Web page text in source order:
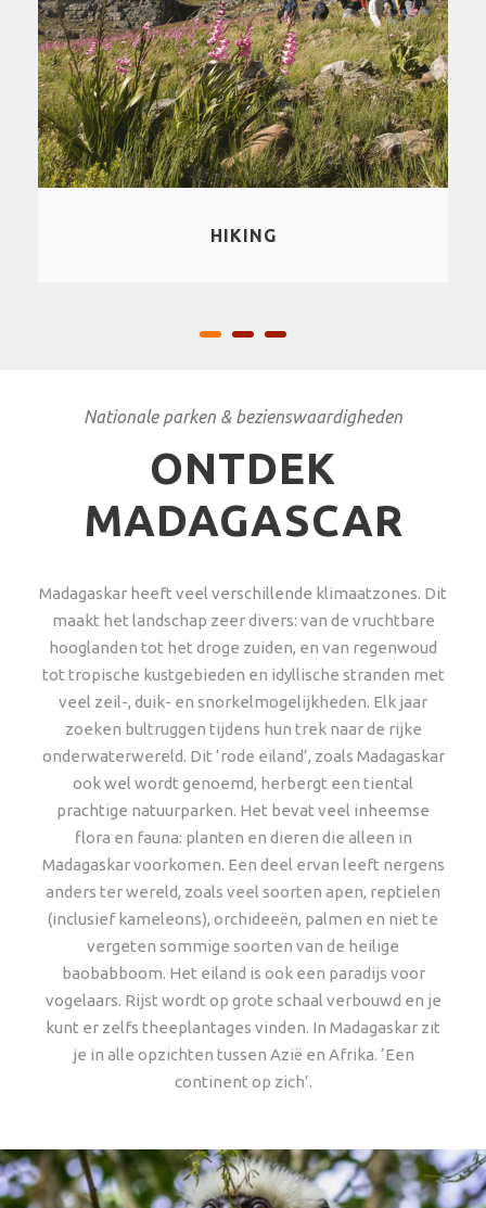
VOGELSSPOTTEN
Nationale parken & bezienswaardigheden
ONTDEK
MADAGASCAR
Madagaskar heeft veel verschillende klimaatzones. Dit
maakt het landschap zeer divers: van de vruchtbare
hooglanden tot het droge zuiden, en van regenwoud
tot tropische kustgebieden en idyllische stranden met
veel zeil-, duik- en snorkelmogelijkheden. Elk jaar
zoeken bultruggen tijdens hun trek naar de rijke
onderwaterwereld. Dit ‘rode eiland’, zoals Madagaskar
ook wel wordt genoemd, herbergt een tiental
prachtige natuurparken. Het bevat veel inheemse
flora en fauna: planten en dieren die alleen in
Madagaskar voorkomen. Een deel ervan leeft nergens
anders ter wereld, zoals veel soorten apen, reptielen
(inclusief kameleons), orchideeën, palmen en niet te
vergeten sommige soorten van de heilige
baobabboom. Het eiland is ook een paradijs voor
vogelaars. Rijst wordt op grote schaal verbouwd en je
kunt er zelfs theeplantages vinden. In Madagaskar zit
je in alle opzichten tussen Azië en Afrika. ‘Een
continent op zich’.